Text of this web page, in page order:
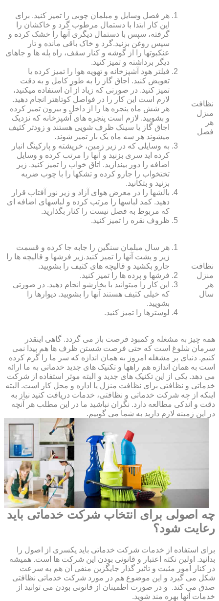
نظافت
منزل
هر
فصل
هر فصل وسایل و مبلمان چوبی را تمیز کنید. برای
این کار ابتدا با دستمال مرطوب گرد و خاک‏شان را
گرفته، سپس با دستمال دیگری آنها را خشک کرده و
سپس روغن بزنید.گرد و خاک باقی مانده و تار
عنکبوت‏ها را از گوشه و کنار سقف، راه پله‏ ها و جاهای
دیگر برداشته و تمیز کنید.
فیلتر هود آشپزخانه و تهویه هوا را تمیز کرده یا
تعویض کنید. اجاق گاز را به طور کامل و به دقت
تمیز کنید. در صورتی که زیاد از آن استفاده می‏کنید،
لازم است این کار را در فواصل کوتاه‏تر انجام دهید.
هر شش ماه پنجره‏ ها را از داخل و بیرون تمیز کرده
و بشویید. لازم است پنجره‏ های آشپزخانه که نزدیک
اجاق گاز یا سینک ظرف شویی هستند و زودتر کثیف
می‏شوند هر سه ماه یک بار تمیز شوند.
به وسایلی که در زیر زمین، خرپشته و پارکینگ انبار
کرده‏ اید سری بزنید و آنها را مرتب کرده و وسایل
اضافه را دور بیندازید. اتاق خواب را تمیز کنید. زیر
تختخواب را جارو کرده و تشک‏ها را با چوب ضربه
بزنید و بتکانید.
بالش‏ها را در معرض هوای آزاد و زیر نور آفتاب قرار
دهید. کمد لباس‏ها را مرتب کرده و لباس‏های اضافه ای
که مربوط به فصل نیست را کنار بگذارید.
ظروف نقره را تمیز کنید.
نظافت
منزل
هر
سال
هر سال مبلمان سنگین را جابه جا کرده و قسمت
زیر و پشت آنها را تمیز کنید.زیر فرش‏ها و قالیچه‏ ها را
جارو بکشید و قالیچه‏ های کثیف را بشویید.
فرش‏ها و پرده ‏ها را تمیز کنید.
این کار را می‏توانید با بخارشو انجام دهید. در صورتی
که خیلی کثیف هستند آنها را بشویید. دیوارها را
بشویید.
لوسترها را تمیز کنید.
همه چیز به مشغله و کمبود فرصت باز می گردد. گاهی اینقدر
سرمان شلوغ است که حتی فرصت شستن ظرف ها هم پیدا نمی
کنیم. دنیای پر مشغله امروز به همان اندازه که سر ما را گرم کرده
است به همان اندازه هم راهها و تکنیک های جدید خدماتی به ما ارائه
می دهد. یکی از این تکنیک های جدید و البته موثر استفاده از شرکت
خدماتی و نظافتی برای نظافت منزل یا اداره و محل کار است. البته
اینکه از چه شرکت خدماتی و نظافتی، خدمات دریافت کنید نیاز به
دقت و اندکی مطالعه دارد. نگران نباشید ما در این مطلب هر آنچه
در این زمینه لازم دارید به شما می گوییم.
چه اصولی برای انتخاب شرکت خدماتی باید
رعایت شود؟
برای استفاده از خدمات شرکت خدماتی باید یکسری از اصول را
بدانید. اولین نکته اعتبار و قانونی بودن این شرکت ها است. همیشه
در کنار امور مثبت و تاثیر گذار جایگزین منفی آن هم به سرعت
شکل می گیرد و این موضوع هم در مورد شرکت خدماتی نظافتی
صدق می کند. و در صورت اطمینان از قانونی بودن می توانید از
خدمات آنها بهره مند شوید.